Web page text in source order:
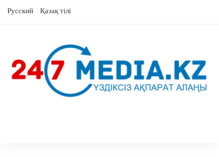
Русский Қазақ тілі